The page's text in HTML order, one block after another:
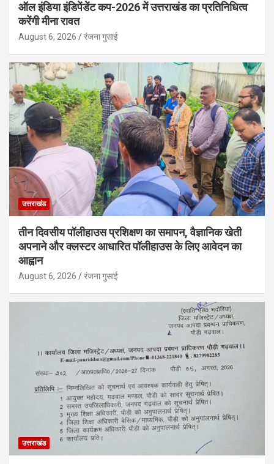
ऑल इंडिया इंडिपेंडेंट कप-2026 में उत्तराखंड का प्रतिनिधित्व
करेंगी मीना रावत
August 6, 2026 रंजना गुसाई
उत्तराखंड
तीन दिवसीय पॉलीहाउस प्रशिक्षण का समापन, वैज्ञानिक खेती
अपनाने और क्लस्टर आधारित पॉलीहाउस के लिए आवेदन का
आह्वान
August 6, 2026 रंजना गुसाई
उत्तराखंड